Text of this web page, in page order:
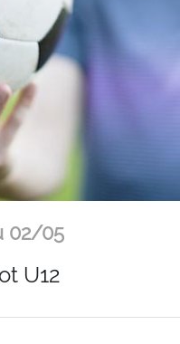
02/05
U12